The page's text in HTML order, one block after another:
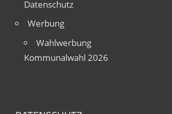
Datenschutz
Werbung
Wahlwerbung
Kommunalwahl 2026